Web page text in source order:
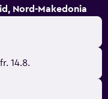
Nord-Makedonia
fr. 14.8.